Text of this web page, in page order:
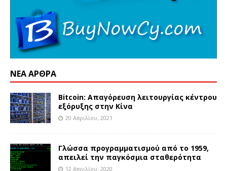
ΝΈΑ ΆΡΘΡΑ
Bitcoin: Απαγόρευση λειτουργίας κέντρου
εξόρυξης στην Κίνα
20 Απριλίου, 2021
Γλώσσα προγραμματισμού από το 1959,
απειλεί την παγκόσμια σταθερότητα
12 Απριλίου, 2020